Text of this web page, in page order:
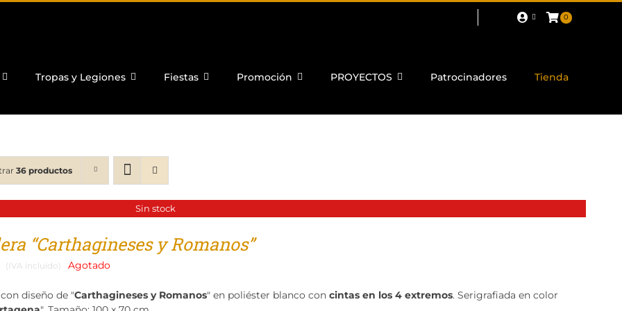
0
Tropas y Legiones Fiestas Promoción PROYECTOS Patrocinadores Tienda
36 productos
Sin stock
“Carthagineses y Romanos”
(IVA incluido) Agotado
diseño de "Carthagineses y Romanos" en poliéster blanco con cintas en los 4 extremos. Serigrafiada en color